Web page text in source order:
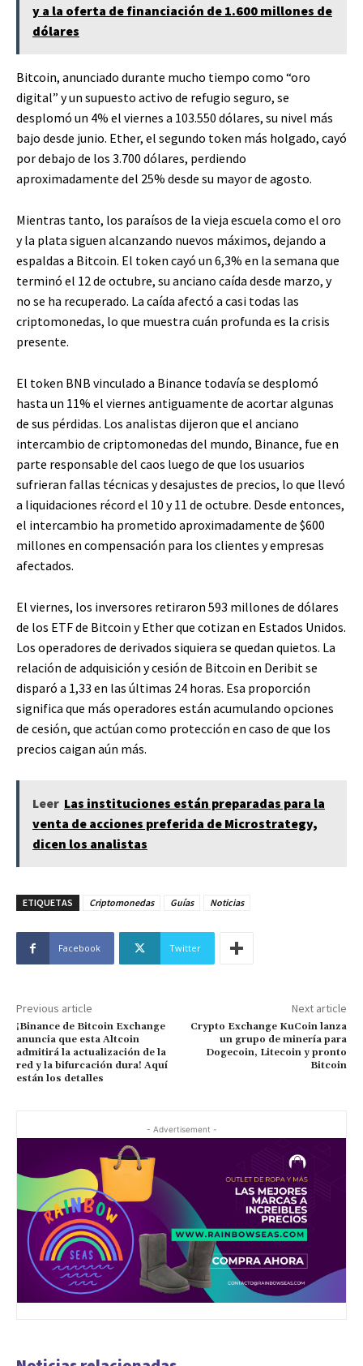
y a la oferta de financiación de 1.600 millones de
dólares
Bitcoin, anunciado durante mucho tiempo como “oro
digital” y un supuesto activo de refugio seguro, se
desplomó un 4% el viernes a 103.550 dólares, su nivel más
bajo desde junio. Ether, el segundo token más holgado, cayó
por debajo de los 3.700 dólares, perdiendo
aproximadamente del 25% desde su mayor de agosto.
Mientras tanto, los paraísos de la vieja escuela como el oro
y la plata siguen alcanzando nuevos máximos, dejando a
espaldas a Bitcoin. El token cayó un 6,3% en la semana que
terminó el 12 de octubre, su anciano caída desde marzo, y
no se ha recuperado. La caída afectó a casi todas las
criptomonedas, lo que muestra cuán profunda es la crisis
presente.
El token BNB vinculado a Binance todavía se desplomó
hasta un 11% el viernes antiguamente de acortar algunas
de sus pérdidas. Los analistas dijeron que el anciano
intercambio de criptomonedas del mundo, Binance, fue en
parte responsable del caos luego de que los usuarios
sufrieran fallas técnicas y desajustes de precios, lo que llevó
a liquidaciones récord el 10 y 11 de octubre. Desde entonces,
el intercambio ha prometido aproximadamente de $600
millones en compensación para los clientes y empresas
afectados.
El viernes, los inversores retiraron 593 millones de dólares
de los ETF de Bitcoin y Ether que cotizan en Estados Unidos.
Los operadores de derivados siquiera se quedan quietos. La
relación de adquisición y cesión de Bitcoin en Deribit se
disparó a 1,33 en las últimas 24 horas. Esa proporción
significa que más operadores están acumulando opciones
de cesión, que actúan como protección en caso de que los
precios caigan aún más.
Leer Las instituciones están preparadas para la
venta de acciones preferida de Microstrategy,
dicen los analistas
ETIQUETAS Criptomonedas Guías Noticias
Facebook Twitter
Previous article
¡Binance de Bitcoin Exchange
anuncia que esta Altcoin
admitirá la actualización de la
red y la bifurcación dura! Aquí
están los detalles
Next article
Crypto Exchange KuCoin lanza
un grupo de minería para
Dogecoin, Litecoin y pronto
Bitcoin
- Advertisement -